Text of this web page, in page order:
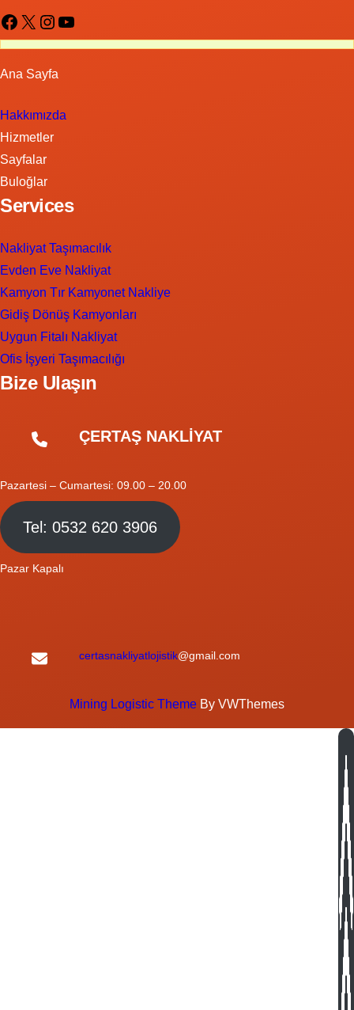
Facebook X Instagram YouTube
Ana Sayfa
Hakkımızda
Hizmetler
Sayfalar
Buloğlar
Services
Nakliyat Taşımacılık
Evden Eve Nakliyat
Kamyon Tır Kamyonet Nakliye
Gidiş Dönüş Kamyonları
Uygun Fitalı Nakliyat
Ofis İşyeri Taşımacılığı
Bize Ulaşın
ÇERTAŞ NAKLİYAT
Pazartesi – Cumartesi: 09.00 – 20.00
Tel: 0532 620 3906
Pazar Kapalı
certasnakliyatlojistik@gmail.com
Mining Logistic Theme By VWThemes